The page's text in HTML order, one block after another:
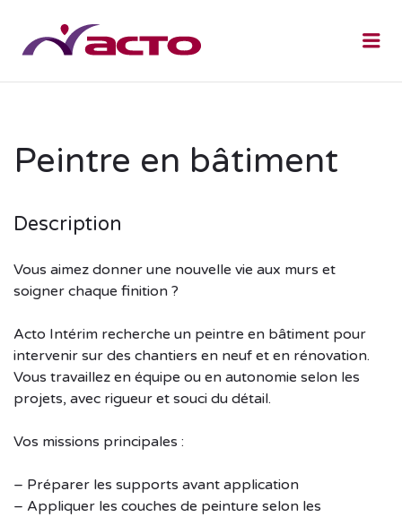
Peintre en bâtiment
Description
Vous aimez donner une nouvelle vie aux murs et
soigner chaque finition ?
Acto Intérim recherche un peintre en bâtiment pour
intervenir sur des chantiers en neuf et en rénovation.
Vous travaillez en équipe ou en autonomie selon les
projets, avec rigueur et souci du détail.
Vos missions principales :
– Préparer les supports avant application
– Appliquer les couches de peinture selon les